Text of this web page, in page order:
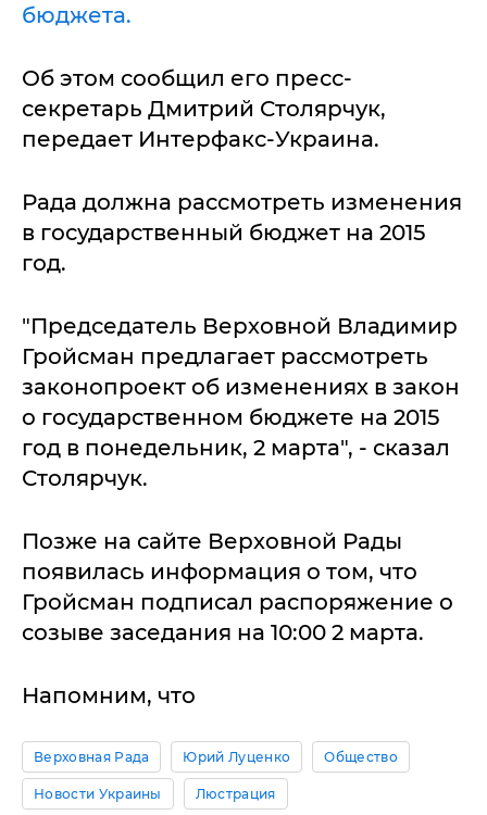
бюджета.
Об этом сообщил его пресс-
секретарь Дмитрий Столярчук,
передает Интерфакс-Украина.
Рада должна рассмотреть изменения
в государственный бюджет на 2015
год.
"Председатель Верховной Владимир
Гройсман предлагает рассмотреть
законопроект об изменениях в закон
о государственном бюджете на 2015
год в понедельник, 2 марта", - сказал
Столярчук.
Позже на сайте Верховной Рады
появилась информация о том, что
Гройсман подписал распоряжение о
созыве заседания на 10:00 2 марта.
Напомним, что
Верховная Рада Юрий Луценко Общество
Новости Украины Люстрация